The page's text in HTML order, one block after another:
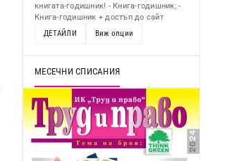
книгата-годишник! - Книга-годишник; -
Книга-годишник + достъп до сайт
ДЕТАЙЛИ
Виж опции
МЕСЕЧНИ СПИСАНИЯ